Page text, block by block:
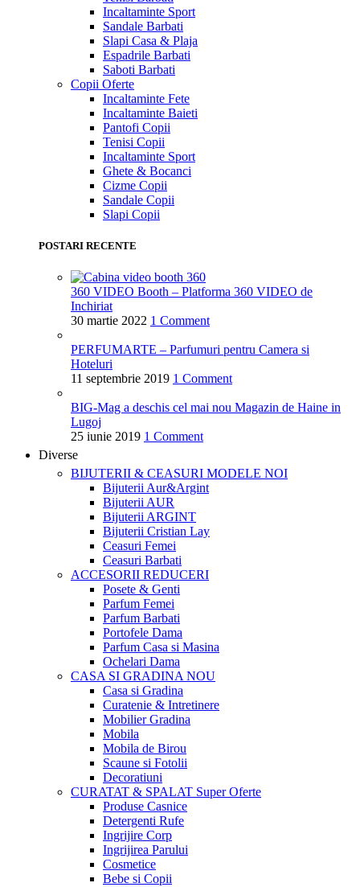
Incaltaminte Sport
Sandale Barbati
Slapi Casa & Plaja
Espadrile Barbati
Saboti Barbati
Copii Oferte
Incaltaminte Fete
Incaltaminte Baieti
Pantofi Copii
Tenisi Copii
Incaltaminte Sport
Ghete & Bocanci
Cizme Copii
Sandale Copii
Slapi Copii
POSTARI RECENTE
360 VIDEO Booth – Platforma 360 VIDEO de
Inchiriat
30 martie 2022 1 Comment
PERFUMARTE – Parfumuri pentru Camera si
Hoteluri
11 septembrie 2019 1 Comment
BIG-Mag a deschis cel mai nou Magazin de Haine in
Lugoj
25 iunie 2019 1 Comment
Diverse
BIJUTERII & CEASURI MODELE NOI
Bijuterii Aur&Argint
Bijuterii AUR
Bijuterii ARGINT
Bijuterii Cristian Lay
Ceasuri Femei
Ceasuri Barbati
ACCESORII REDUCERI
Posete & Genti
Parfum Femei
Parfum Barbati
Portofele Dama
Parfum Casa si Masina
Ochelari Dama
CASA SI GRADINANOU
Casa si Gradina
Curatenie & Intretinere
Mobilier Gradina
Mobila
Mobila de Birou
Scaune si Fotolii
Decoratiuni
CURATAT & SPALAT Super Oferte
Produse Casnice
Detergenti Rufe
Ingrijire Corp
Ingrijirea Parului
Cosmetice
Bebe si Copii